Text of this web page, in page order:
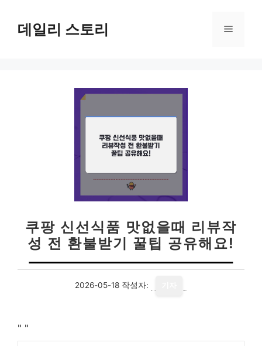
데일리 스토리 메
쿠팡 신선식품 맛없을때 리뷰작
성 전 환불받기 꿀팁 공유해요!
2026-05-18 작성자:
" "